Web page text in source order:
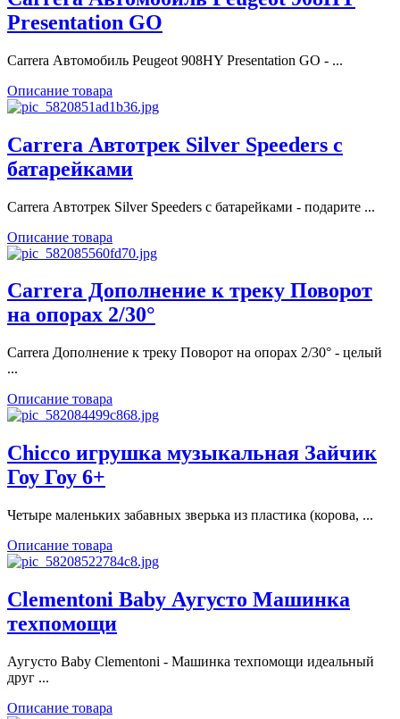
Presentation GO
Carrera Автомобиль Peugeot 908HY Presentation GO - ...
Описание товара
Carrera Автотрек Silver Speeders с
батарейками
Carrera Автотрек Silver Speeders с батарейками - подарите ...
Описание товара
Carrera Дополнение к треку Поворот
на опорах 2/30°
Carrera Дополнение к треку Поворот на опорах 2/30° - целый
...
Описание товара
Chicco игрушка музыкальная Зайчик
Гоу Гоу 6+
Четыре маленьких забавных зверька из пластика (корова, ...
Описание товара
Clementoni Baby Аугусто Машинка
техпомощи
Аугусто Baby Clementoni - Машинка техпомощи идеальный
друг ...
Описание товара